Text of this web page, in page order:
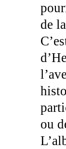
de
ou